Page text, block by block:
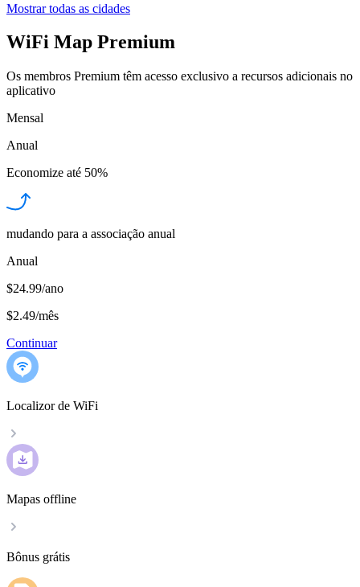
Mostrar todas as cidades
WiFi Map Premium
Os membros Premium têm acesso exclusivo a recursos adicionais no
aplicativo
Mensal
Anual
Economize até 50%
mudando para a associação anual
Anual
$24.99/ano
$2.49/mês
Continuar
Localizor de WiFi
Mapas offline
Bônus grátis